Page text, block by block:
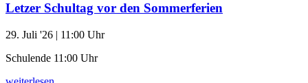
Letzer Schultag vor den Sommerferien
29. Juli '26 | 11:00 Uhr
Schulende 11:00 Uhr